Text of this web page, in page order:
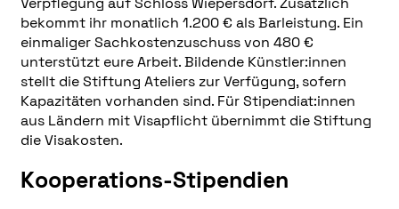
bekommt ihr monatlich 1.200 € als Barleistung. Ein
einmaliger Sachkostenzuschuss von 480 €
unterstützt eure Arbeit. Bildende Künstler:innen
stellt die Stiftung Ateliers zur Verfügung, sofern
Kapazitäten vorhanden sind. Für Stipendiat:innen
aus Ländern mit Visapflicht übernimmt die Stiftung
die Visakosten.
Kooperations-Stipendien